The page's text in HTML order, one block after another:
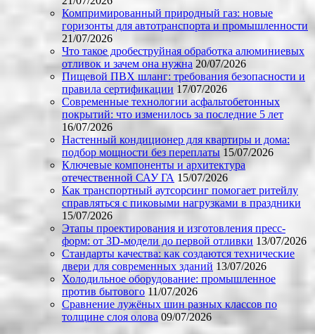
Компримированный природный газ: новые
горизонты для автотранспорта и промышленности
21/07/2026
Что такое дробеструйная обработка алюминиевых
отливок и зачем она нужна 20/07/2026
Пищевой ПВХ шланг: требования безопасности и
правила сертификации 17/07/2026
Современные технологии асфальтобетонных
покрытий: что изменилось за последние 5 лет
16/07/2026
Настенный кондиционер для квартиры и дома:
подбор мощности без переплаты 15/07/2026
Ключевые компоненты и архитектура
отечественной САУ ГА 15/07/2026
Как транспортный аутсорсинг помогает ритейлу
справляться с пиковыми нагрузками в праздники
15/07/2026
Этапы проектирования и изготовления пресс-
форм: от 3D-модели до первой отливки 13/07/2026
Стандарты качества: как создаются технические
двери для современных зданий 13/07/2026
Холодильное оборудование: промышленное
против бытового 11/07/2026
Сравнение лужёных шин разных классов по
толщине слоя олова 09/07/2026